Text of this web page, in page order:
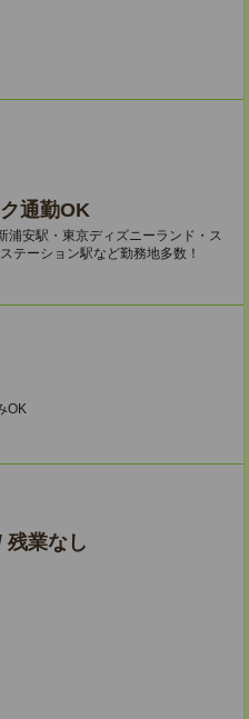
通勤OK
浦安駅・東京ディズニーランド・ス
テーション駅など勤務地多数！
OK
残業なし